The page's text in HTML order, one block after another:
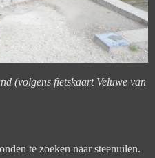
(volgens fietskaart Veluwe van
te zoeken naar steenuilen.